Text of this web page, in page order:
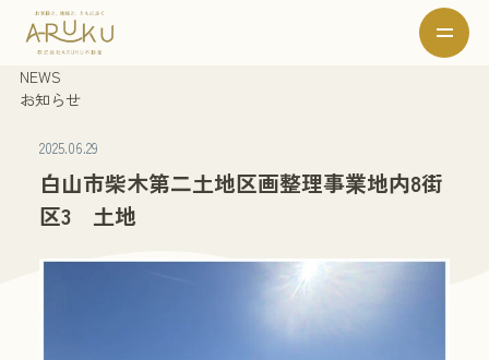
NEWS
お知らせ
2025.06.29
白山市柴木第二土地区画整理事業地内8街
区3 土地